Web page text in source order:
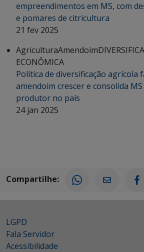
empreendimentos em MS, com
e pomares de citricultura
21 fev 2025
AgriculturaAmendoim
ECONÔMICA
Política de diversificação agrícola
amendoim crescer e consolida
produtor no país
24 jan 2025
Compartilhe:
LGPD
Fala Servidor
Acessibilidade